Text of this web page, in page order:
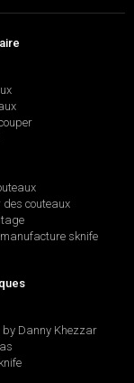
des couteaux
sknife
by Danny Khezzar